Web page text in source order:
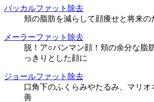
バッカルファット除去
頬の脂肪を減らして顔痩せと将来の
メーラーファット除去
脱！ア○パンマン顔！頬の余分な脂
っきりとした顔に
ジョールファット除去
口角下のふくらみやたるみ、マリオ
善